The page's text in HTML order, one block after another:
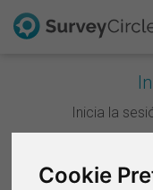
Cookie
Inicia la